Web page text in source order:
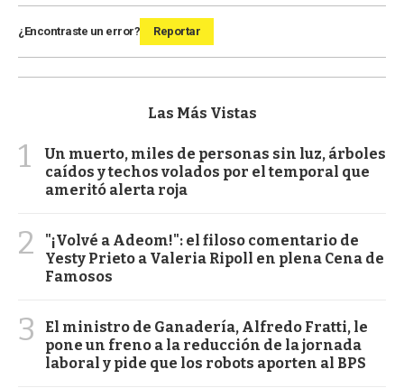
¿Encontraste un error? Reportar
Las Más Vistas
1
Un muerto, miles de personas sin luz, árboles
caídos y techos volados por el temporal que
ameritó alerta roja
2
"¡Volvé a Adeom!": el filoso comentario de
Yesty Prieto a Valeria Ripoll en plena Cena de
Famosos
3
El ministro de Ganadería, Alfredo Fratti, le
pone un freno a la reducción de la jornada
laboral y pide que los robots aporten al BPS